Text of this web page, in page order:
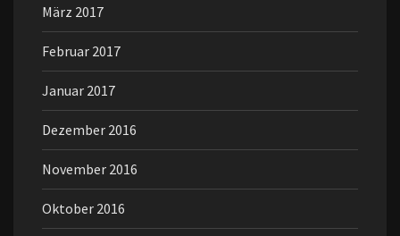
März 2017
Februar 2017
Januar 2017
Dezember 2016
November 2016
Oktober 2016